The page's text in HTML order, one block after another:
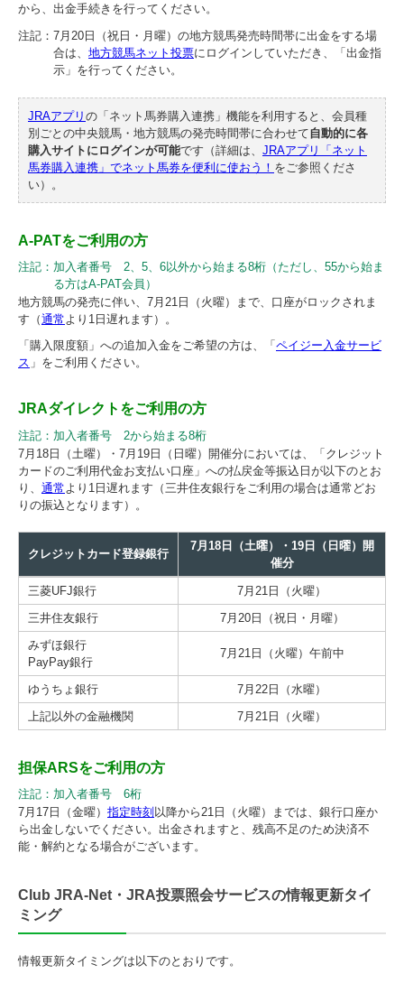
から、出金手続きを行ってください。
注記： 7月20日（祝日・月曜）の地方競馬発売時間帯に出金をする場
合は、 地方競馬ネット投票にログインしていただき、「出金指
示」を行ってください。
JRAアプリ の「ネット馬券購入連携」機能を利用すると、会員種
別ごとの中央競馬・地方競馬の発売時間帯に合わせて自動的に各
購入サイトにログインが可能です（詳細は、 JRAアプリ「ネット
馬券購入連携」でネット馬券を便利に使おう！ をご参照くださ
い）。
A-PATをご利用の方
注記： 加入者番号 2、5、6以外から始まる8桁（ただし、55から始ま
る方はA-PAT会員）
地方競馬の発売に伴い、7月21日（火曜）まで、口座がロックされま
す（通常より1日遅れます）。
「購入限度額」への追加入金をご希望の方は、「 ペイジー入金サービ
ス 」をご利用ください。
JRAダイレクトをご利用の方
注記： 加入者番号 2から始まる8桁
7月18日（土曜）・7月19日（日曜）開催分においては、「クレジット
カードのご利用代金お支払い口座」への払戻金等振込日が以下のとお
り、 通常 より1日遅れます（三井住友銀行をご利用の場合は通常どお
りの振込となります）。
クレジットカード登録銀行
7月18日（土曜）・19日（日曜）開
催分
三菱UFJ銀行
7月21日（火曜）
三井住友銀行
7月20日（祝日・月曜）
みずほ銀行
PayPay銀行
7月21日（火曜）午前中
ゆうちょ銀行
7月22日（水曜）
上記以外の金融機関
7月21日（火曜）
担保ARSをご利用の方
注記： 加入者番号 6桁
7月17日（金曜） 指定時刻 以降から21日（火曜）までは、銀行口座か
ら出金しないでください。出金されますと、残高不足のため決済不
能・解約となる場合がございます。
Club JRA-Net・JRA投票照会サービスの情報更新タイ
ミング
情報更新タイミングは以下のとおりです。